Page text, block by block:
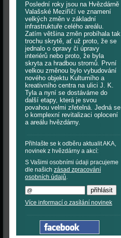
Poslední roky jsou na Hvězdárně
Valašské Meziříčí ve znamení
velkých změn v základní
infrastruktuře celého areálu.
Zatím většina změn probíhala tak
trochu skrytě, ať už proto, že se
jednalo o opravy či úpravy
interiérů nebo proto, že byla
skryta za hradbou stromů. První
velkou změnou bylo vybudování
nového objektu Kulturního a
kreativního centra na ulici J. K.
Tyla a nyní se dostáváme do
další etapy, která je svou
povahou velmi zřetelná. Jedná se
o komplexní revitalizaci oplocení
a areálu hvězdárny.
Přihlašte se k odběru aktualit AKA,
novinek z hvězdárny a akcí:
S Vašimi osobními údaji pracujeme
dle našich zásad zpracování
osobních údajů.
Více informací o zasílání novinek